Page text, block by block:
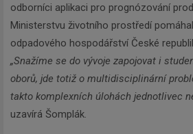
odborníci aplikaci pro prognózování
Ministerstvu životního prostředí
odpadového hospodářství České
„Snažíme se do vývoje zapojovat i
oborů, jde totiž o multidisciplinární
takto komplexních úlohách jednotlivec
uzavírá Šomplák.